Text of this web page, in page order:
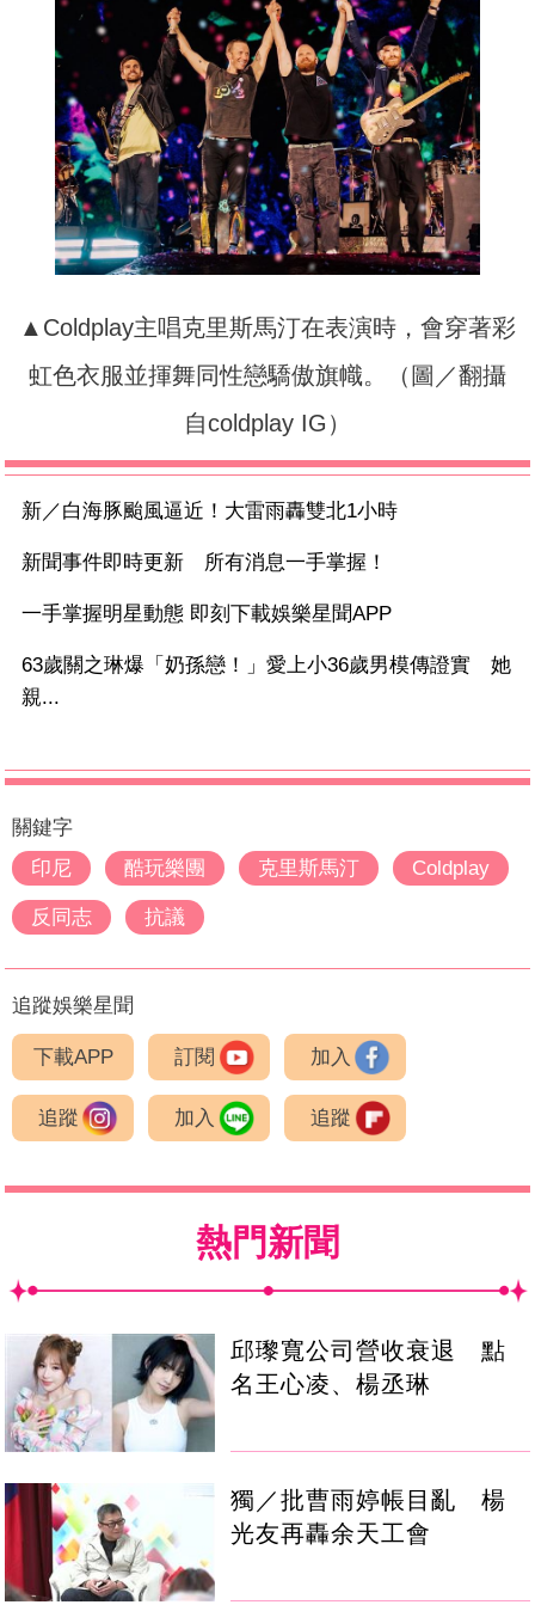
▲Coldplay主唱克里斯馬汀在表演時，會穿著彩
虹色衣服並揮舞同性戀驕傲旗幟。（圖／翻攝
自coldplay IG）
新／白海豚颱風逼近！大雷雨轟雙北1小時
新聞事件即時更新 所有消息一手掌握！
一手掌握明星動態 即刻下載娛樂星聞APP
63歲關之琳爆「奶孫戀！」愛上小36歲男模傳證實 她
親...
關鍵字
印尼
酷玩樂團 克里斯馬汀 Coldplay
反同志 抗議
追蹤娛樂星聞
下載APP 訂閱 加入
追蹤 加入 追蹤
熱門新聞
邱瓈寬公司營收衰退 點
名王心凌、楊丞琳
獨／批曹雨婷帳目亂 楊
光友再轟余天工會